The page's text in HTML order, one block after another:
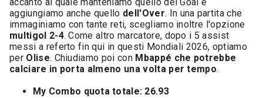
aggiungiamo anche quello dell'Over. In una partita che
immaginiamo con tante reti, scegliamo inoltre l'opzione
multigol 2-4. Come altro marcatore, dopo i 5 assist
messi a referto fin qui in questi Mondiali 2026, optiamo
per Olise. Chiudiamo poi con Mbappé che potrebbe
calciare in porta almeno una volta per tempo.
My Combo quota totale: 26.93